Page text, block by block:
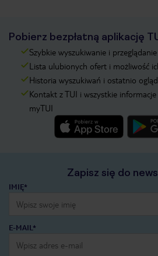
Pobierz bezpłatną aplikację
Szybkie wyszukiwanie i
Lista ulubionych ofert i możliwość
Historia wyszukiwań i ostatnio
Kontakt z TUI i wszystkie
myTUI
Zapisz się do
IMIĘ*
E-MAIL*